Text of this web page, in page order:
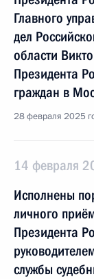
Главного
дел
области
Президента
граждан в
28 февраля 2025
14 февраля
Исполнены
личного
Президента
службы